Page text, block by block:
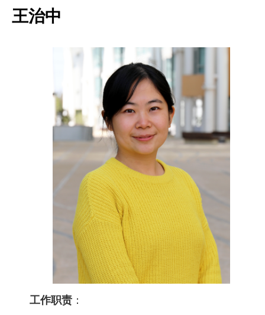
王治中
工作职责 ：